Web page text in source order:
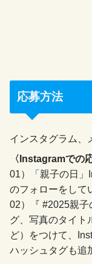
応募方法
インスタグラム、
〈Instagramでの
01）「親子の日」
のフォローをして
02）『 #2025親子
グ、写真のタイト
ど）をつけて、
ハッシュタグも追